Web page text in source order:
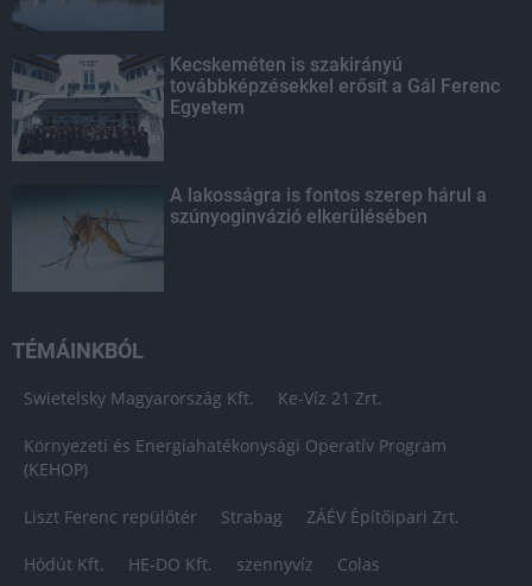
Kecskeméten is szakirányú
továbbképzésekkel erősít a Gál Ferenc
Egyetem
A lakosságra is fontos szerep hárul a
szúnyoginvázió elkerülésében
TÉMÁINKBÓL
Swietelsky Magyarország Kft. Ke-Víz 21 Zrt.
Környezeti és Energiahatékonysági Operatív Program
(KEHOP)
Liszt Ferenc repülőtér Strabag ZÁÉV Építőipari Zrt.
Hódút Kft. HE-DO Kft. szennyvíz Colas